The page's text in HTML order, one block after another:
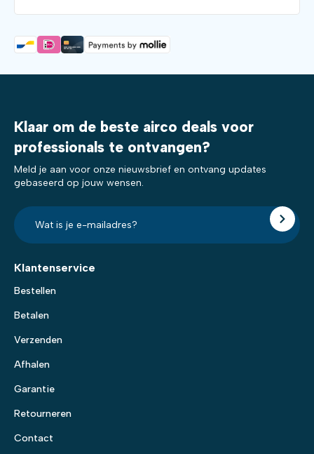
Klaar om de beste airco deals voor
professionals te ontvangen?
Meld je aan voor onze nieuwsbrief en ontvang updates
gebaseerd op jouw wensen.
E-
mailadres?
*
Klantenservice
Bestellen
Betalen
Verzenden
Afhalen
Garantie
Retourneren
Contact